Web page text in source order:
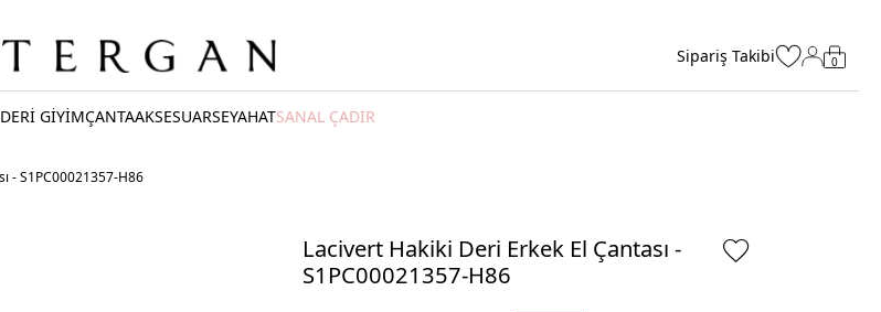
Sipariş Takibi 0
DERİ GİYİMÇANTAAKSESUARSEYAHATSANAL ÇADIR
- S1PC00021357-H86
Lacivert Hakiki Deri Erkek El Çantası -
S1PC00021357-H86